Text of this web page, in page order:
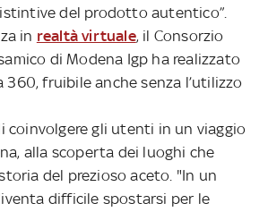
del prodotto autentico”.
in realtà virtuale, il Consorzio
di Modena Igp ha realizzato
360, fruibile anche senza l’utilizzo
coinvolgere gli utenti in un viaggio
alla scoperta dei luoghi che
del prezioso aceto. "In un
difficile spostarsi per le